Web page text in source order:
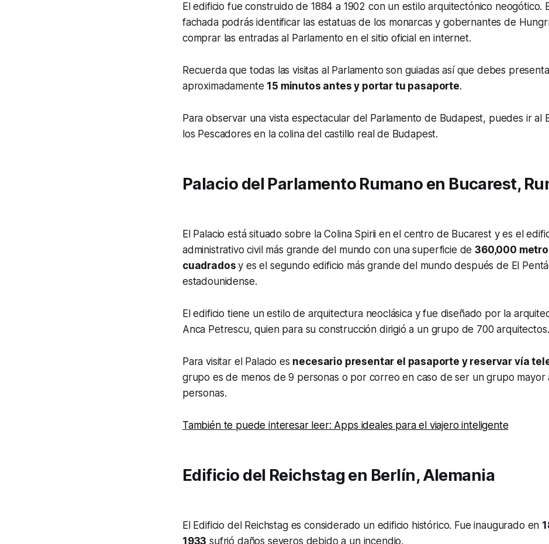
El edificio fue construido de 1884 a 1902 con un estilo arquitectónico neogótico.
fachada podrás identificar las estatuas de los monarcas y gobernantes de
comprar las entradas al Parlamento en el sitio oficial en internet.
Recuerda que todas las visitas al Parlamento son guiadas así que debes
aproximadamente 15 minutos antes y portar tu pasaporte.
Para observar una vista espectacular del Parlamento de Budapest, puedes ir al
los Pescadores en la colina del castillo real de Budapest.
Palacio del Parlamento Rumano en Bucarest,
El Palacio está situado sobre la Colina Spirii en el centro de Bucarest y es el
administrativo civil más grande del mundo con una superficie de360,000
cuadradosy es el segundo edificio más grande del mundo después de El
estadounidense.
El edificio tiene un estilo de arquitectura neoclásica y fue diseñado por la
Anca Petrescu, quien para su construcción dirigió a un grupo de 700 arquitectos.
Para visitar el Palacio es necesario presentar el pasaporte y reservar vía
grupo es de menos de 9 personas o por correo en caso de ser un grupo mayor
personas.
También te puede interesar leer: Apps ideales para el viajero inteligente
Edificio del Reichstag en Berlín, Alemania
El Edificio del Reichstag es considerado un edificio histórico. Fue inaugurado en
1933 sufrió daños severos debido a un incendio.